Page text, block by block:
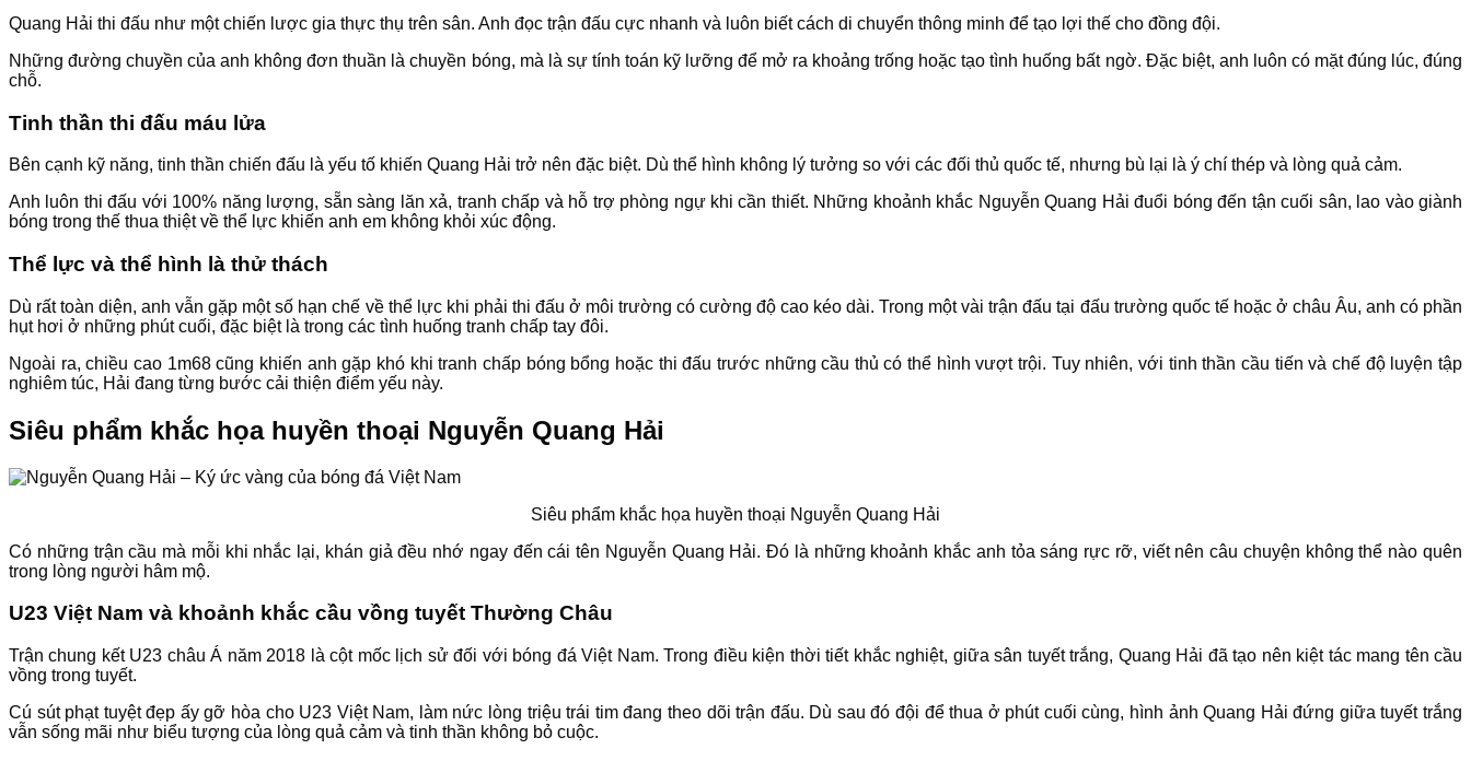
Quang Hải thi đấu như một chiến lược gia thực thụ trên sân. Anh đọc trận đấu cực nhanh và luôn biết cách di chuyển thông minh để tạo lợi thế cho đồng đội.
Những đường chuyền của anh không đơn thuần là chuyền bóng, mà là sự tính toán kỹ lưỡng để mở ra khoảng trống hoặc tạo tình huống bất ngờ. Đặc biệt, anh luôn có mặt đúng lúc, đúng
chỗ.
Tinh thần thi đấu máu lửa
Bên cạnh kỹ năng, tinh thần chiến đấu là yếu tố khiến Quang Hải trở nên đặc biệt. Dù thể hình không lý tưởng so với các đối thủ quốc tế, nhưng bù lại là ý chí thép và lòng quả cảm.
Anh luôn thi đấu với 100% năng lượng, sẵn sàng lăn xả, tranh chấp và hỗ trợ phòng ngự khi cần thiết. Những khoảnh khắc Nguyễn Quang Hải đuổi bóng đến tận cuối sân, lao vào giành
bóng trong thế thua thiệt về thể lực khiến anh em không khỏi xúc động.
Thể lực và thể hình là thử thách
Dù rất toàn diện, anh vẫn gặp một số hạn chế về thể lực khi phải thi đấu ở môi trường có cường độ cao kéo dài. Trong một vài trận đấu tại đấu trường quốc tế hoặc ở châu Âu, anh có phần
hụt hơi ở những phút cuối, đặc biệt là trong các tình huống tranh chấp tay đôi.
Ngoài ra, chiều cao 1m68 cũng khiến anh gặp khó khi tranh chấp bóng bổng hoặc thi đấu trước những cầu thủ có thể hình vượt trội. Tuy nhiên, với tinh thần cầu tiến và chế độ luyện tập
nghiêm túc, Hải đang từng bước cải thiện điểm yếu này.
Siêu phẩm khắc họa huyền thoại Nguyễn Quang Hải
Siêu phẩm khắc họa huyền thoại Nguyễn Quang Hải
Có những trận cầu mà mỗi khi nhắc lại, khán giả đều nhớ ngay đến cái tên Nguyễn Quang Hải. Đó là những khoảnh khắc anh tỏa sáng rực rỡ, viết nên câu chuyện không thể nào quên
trong lòng người hâm mộ.
U23 Việt Nam và khoảnh khắc cầu vồng tuyết Thường Châu
Trận chung kết U23 châu Á năm 2018 là cột mốc lịch sử đối với bóng đá Việt Nam. Trong điều kiện thời tiết khắc nghiệt, giữa sân tuyết trắng, Quang Hải đã tạo nên kiệt tác mang tên cầu
vồng trong tuyết.
Cú sút phạt tuyệt đẹp ấy gỡ hòa cho U23 Việt Nam, làm nức lòng triệu trái tim đang theo dõi trận đấu. Dù sau đó đội để thua ở phút cuối cùng, hình ảnh Quang Hải đứng giữa tuyết trắng
vẫn sống mãi như biểu tượng của lòng quả cảm và tinh thần không bỏ cuộc.